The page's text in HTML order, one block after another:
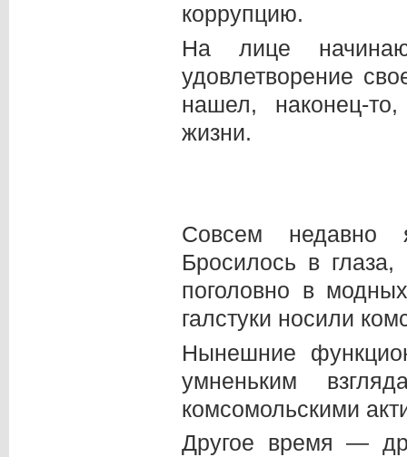
коррупцию.
На лице
удовлетворение
нашел, наконец-
жизни.
Совсем недавно
Бросилось в
поголовно в
галстуки носили
Нынешние
умненьким
комсомольскими
Другое время —